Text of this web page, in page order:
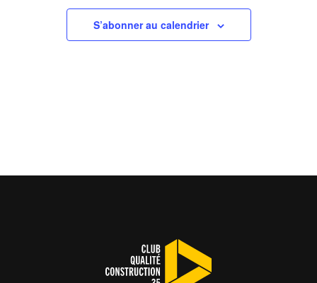
de
S’abonner au calendrier